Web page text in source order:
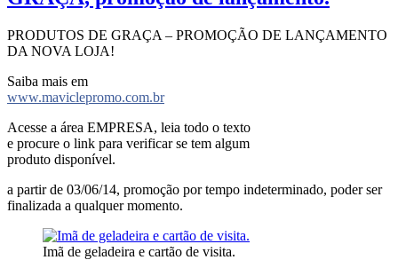
PRODUTOS DE GRAÇA – PROMOÇÃO DE LANÇAMENTO
DA NOVA LOJA!
Saiba mais em
www.maviclepromo.com.br
Acesse a área EMPRESA, leia todo o texto
e procure o link para verificar se tem algum
produto disponível.
a partir de 03/06/14, promoção por tempo indeterminado, poder ser
finalizada a qualquer momento.
Imã de geladeira e cartão de visita.